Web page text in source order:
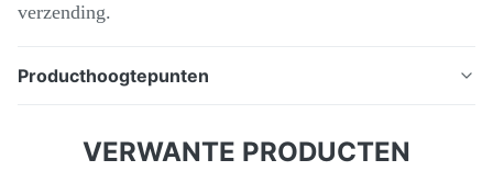
verzending.
Producthoogtepunten
slijpmachine met slijpmiddelis een soort mechanische
VERWANTE PRODUCTEN